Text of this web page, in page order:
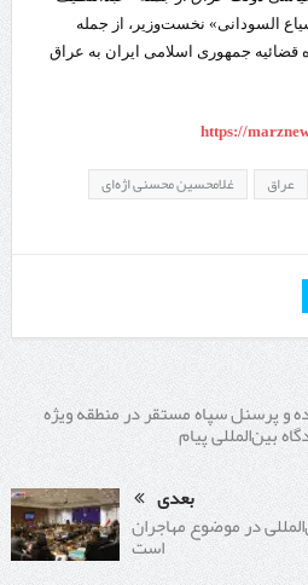
السودانی» نخست‌وزیر، از جمله
جمهوری اسلامی ایران به عراق
https://
عراق
غلامحسین محسنی اژه‌ای
و پرسنل سپاه مستقر در منطقه ویژه
بین‌المللی پیام
بعدی
در موضوع مهاجران
است